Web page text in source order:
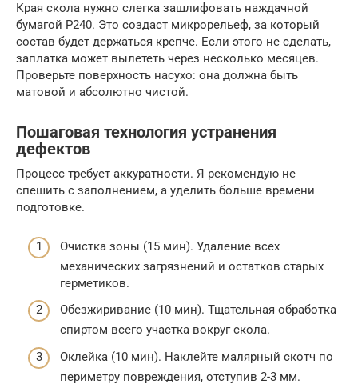
Края скола нужно слегка зашлифовать наждачной
бумагой P240. Это создаст микрорельеф, за который
состав будет держаться крепче. Если этого не сделать,
заплатка может вылететь через несколько месяцев.
Проверьте поверхность насухо: она должна быть
матовой и абсолютно чистой.
Пошаговая технология устранения
дефектов
Процесс требует аккуратности. Я рекомендую не
спешить с заполнением, а уделить больше времени
подготовке.
Очистка зоны (15 мин). Удаление всех
механических загрязнений и остатков старых
герметиков.
Обезжиривание (10 мин). Тщательная обработка
спиртом всего участка вокруг скола.
Оклейка (10 мин). Наклейте малярный скотч по
периметру повреждения, отступив 2-3 мм.